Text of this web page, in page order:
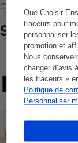
Que Choisir
traceurs pour
personnaliser
promotion et
Nous
changer d’avis
les traceurs »
Politique de
Personnaliser
Choisir Ensemble et
Sur le